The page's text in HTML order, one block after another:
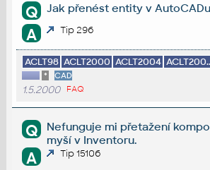
Q Jak přenést entity v AutoCADu
A Tip 296
ACLT98 ACLT2000 ACLT2004
* CAD
1.5.2000 FAQ
Q
Nefunguje mi přetažení
myší v Inventoru.
A Tip 15106